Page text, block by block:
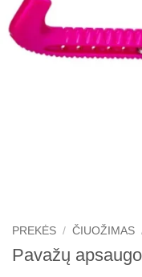
PREKĖS / ČIUOŽIMAS
Pavažų